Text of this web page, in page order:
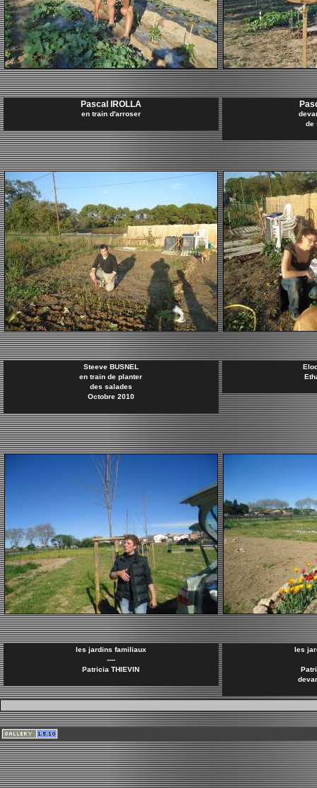
Pascal IROLLA
en train d'arroser
de
Steeve BUSNEL
en train de planter
des salades
Octobre 2010
les jardins familiaux
----
Patricia THIEVIN
les